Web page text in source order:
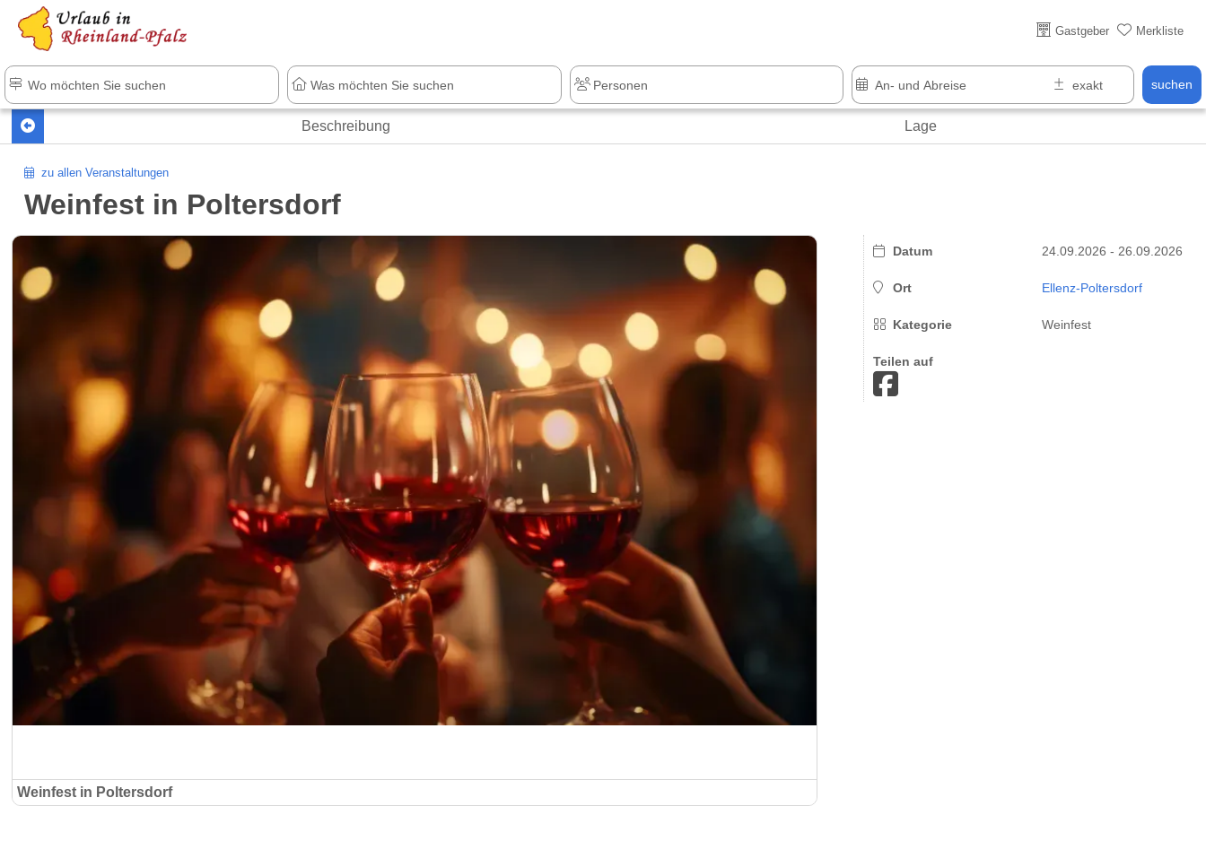
Gastgeber Merkliste
suchen
Über 25 Jahre online
Beschreibung Lage
zu allen Veranstaltungen
Weinfest in Poltersdorf
Weinfest in Poltersdorf
Datum 24.09.2026 - 26.09.2026
Ort Ellenz-Poltersdorf
Kategorie Weinfest
Teilen auf